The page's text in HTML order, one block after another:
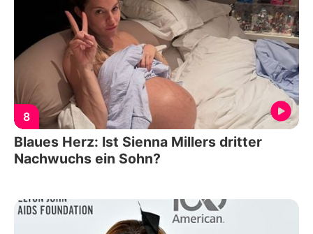
8
Blaues Herz: Ist Sienna Millers dritter
Nachwuchs ein Sohn?